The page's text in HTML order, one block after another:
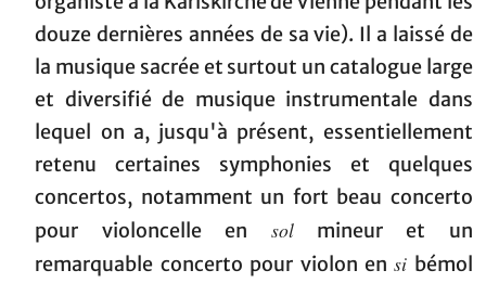
douze dernières années de sa vie). Il a laissé de
la musique sacrée et surtout un catalogue large
et diversifié de musique instrumentale dans
lequel on a, jusqu'à présent, essentiellement
retenu certaines symphonies et quelques
concertos, notamment un fort beau concerto
pour violoncelle en solmineur et un
remarquable concerto pour violon ensi bémol